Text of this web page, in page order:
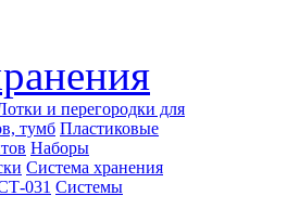
и перегородки для
тумб Пластиковые
Наборы
Система хранения
031 Системы